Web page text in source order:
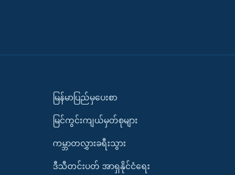
မြန်မာပြည်မှပေးစာ
မြင်ကွင်းကျယ်မှတ်စုများ
ကမ္ဘာတလွှားခရီးသွား
ဒီသီတင်းပတ် အာရှနိုင်ငံရေး